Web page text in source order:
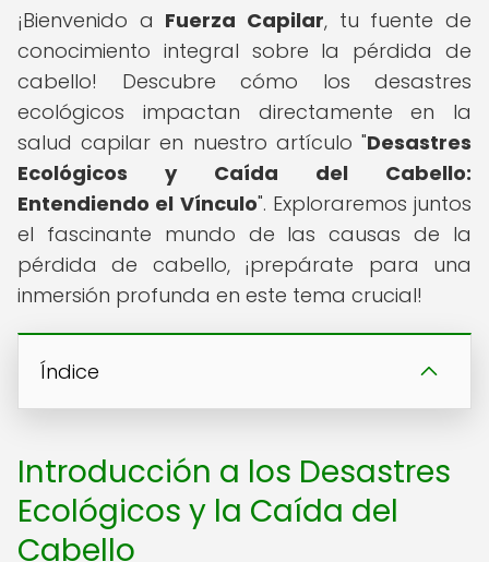
¡Bienvenido a Fuerza Capilar, tu fuente de
conocimiento integral sobre la pérdida de
cabello! Descubre cómo los desastres
ecológicos impactan directamente en la
salud capilar en nuestro artículo "Desastres
Ecológicos y Caída del Cabello:
Entendiendo el Vínculo". Exploraremos juntos
el fascinante mundo de las causas de la
pérdida de cabello, ¡prepárate para una
inmersión profunda en este tema crucial!
Índice
Introducción a los Desastres
Ecológicos y la Caída del
Cabello